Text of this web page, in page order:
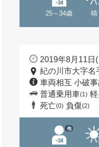
25～34歳 晴
2019年8月11日
紀の川市大字名
車両相互 小破事
普通乗用車(1)
死亡(0) 負傷(2)
他